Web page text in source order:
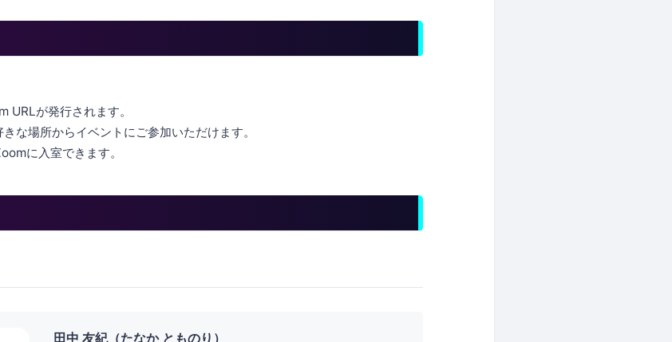
URLが発行されます。
な場所からイベントにご参加いただけます。
に入室できます。
田中 友紀（たなか とものり）